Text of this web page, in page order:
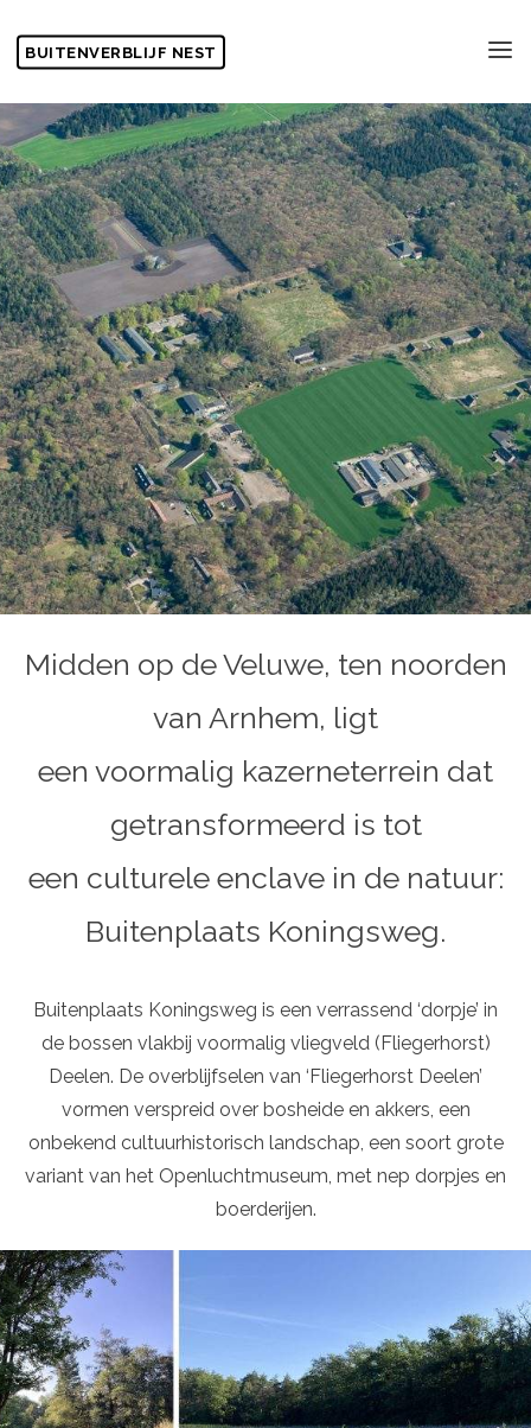
content
BUITENVERBLIJF NEST
Midden op de Veluwe, ten noorden
van Arnhem, ligt
een voormalig kazerneterrein dat
getransformeerd is tot
een culturele enclave in de natuur:
Buitenplaats Koningsweg.
Buitenplaats Koningsweg is een verrassend ‘dorpje’ in
de bossen vlakbij voormalig vliegveld (Fliegerhorst)
Deelen. De overblijfselen van ‘Fliegerhorst Deelen’
vormen verspreid over bosheide en akkers, een
onbekend cultuurhistorisch landschap, een soort grote
variant van het Openluchtmuseum, met nep dorpjes en
boerderijen.